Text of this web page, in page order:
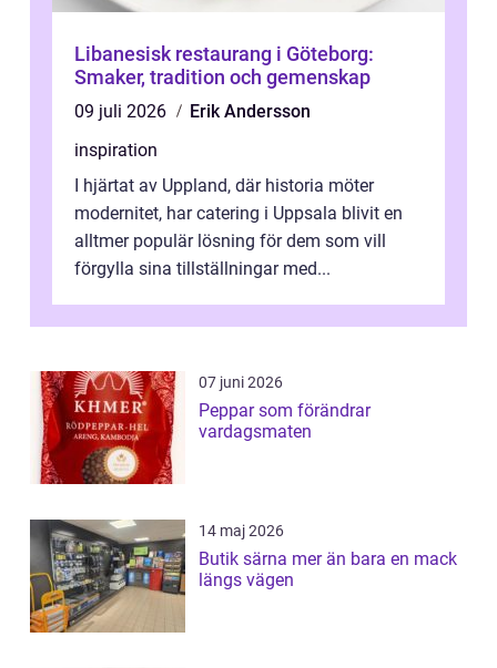
Libanesisk restaurang i Göteborg:
Smaker, tradition och gemenskap
09 juli 2026
Erik Andersson
inspiration
I hjärtat av Uppland, där historia möter
modernitet, har catering i Uppsala blivit en
alltmer populär lösning för dem som vill
förgylla sina tillställningar med...
07 juni 2026
Peppar som förändrar
vardagsmaten
14 maj 2026
Butik särna mer än bara en mack
längs vägen